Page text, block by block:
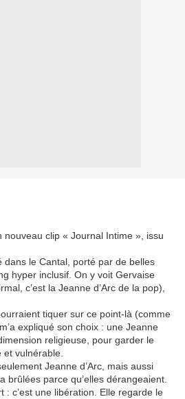
nouveau clip « Journal Intime », issu
dans le Cantal, porté par de belles
hyper inclusif. On y voit Gervaise
c’est la Jeanne d’Arc de la pop),
tiquer sur ce point-là (comme
expliqué son choix : une Jeanne
religieuse, pour garder le
vulnérable.
Jeanne d’Arc, mais aussi
brûlées parce qu’elles dérangeaient.
: c’est une libération. Elle regarde le